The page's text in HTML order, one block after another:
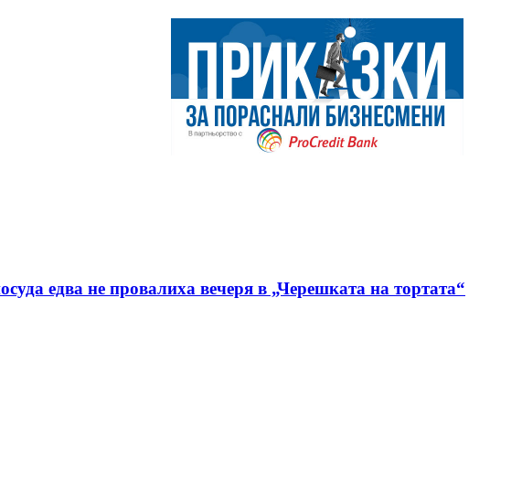
едва не провалиха вечеря в „Черешката на тортата“